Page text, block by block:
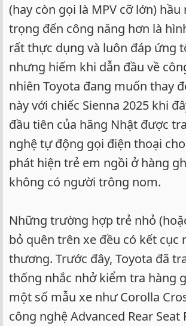
(hay còn gọi là MPV cỡ lớn)
trọng đến công năng hơn là
rất thực dụng và luôn đáp ứng
nhưng hiếm khi dẫn đầu về
nhiên Toyota đang muốn thay
này với chiếc Sienna 2025 khi
đầu tiên của hãng Nhật được
nghệ tự động gọi điện thoại
phát hiện trẻ em ngồi ở hàng
không có người trông nom.
Những trường hợp trẻ nhỏ
bỏ quên trên xe đều có kết cục
thương. Trước đây, Toyota đã
thống nhắc nhở kiểm tra hàng
một số mẫu xe như Corolla
công nghệ Advanced Rear Seat